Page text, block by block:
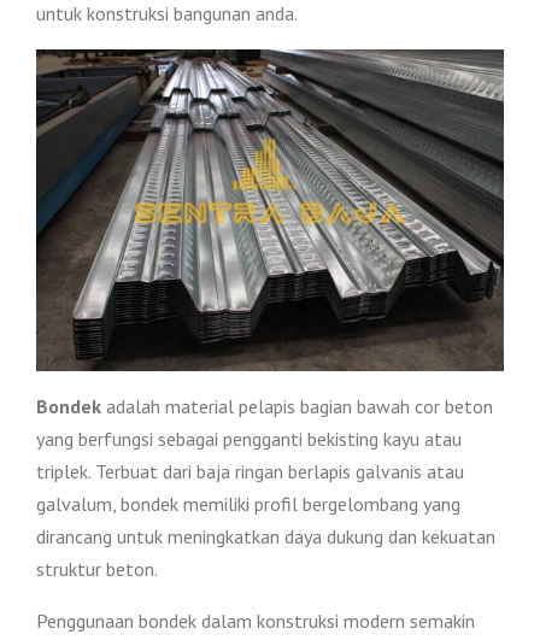
untuk konstruksi bangunan anda.
Bondek adalah material pelapis bagian bawah cor beton
yang berfungsi sebagai pengganti bekisting kayu atau
triplek. Terbuat dari baja ringan berlapis galvanis atau
galvalum, bondek memiliki profil bergelombang yang
dirancang untuk meningkatkan daya dukung dan kekuatan
struktur beton.
Penggunaan bondek dalam konstruksi modern semakin